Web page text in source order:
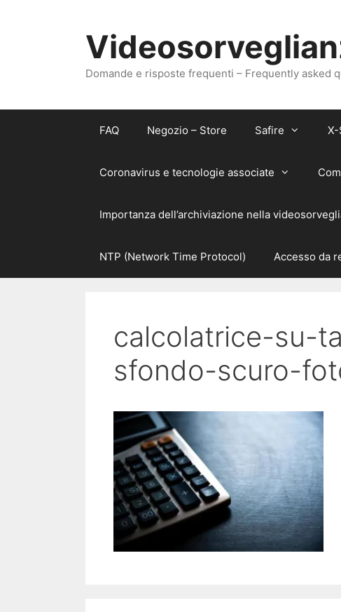
Domande e risposte frequenti – Frequently asked
FAQ Negozio – Store Safire
Coronavirus e tecnologie associate
Importanza dell’archiviazione nella
NTP (Network Time Protocol) Accesso da
calcolatrice-su-
sfondo-scuro-